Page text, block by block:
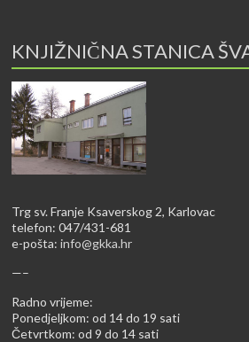
KNJIŽNIČNA STANICA
Trg sv. Franje Ksaverskog 2, Karlovac
telefon: 047/431-681
e-pošta:info@gkka.hr
—–
Radno vrijeme:
Ponedjeljkom: od 14 do 19 sati
Četvrtkom: od 9 do 14 sati